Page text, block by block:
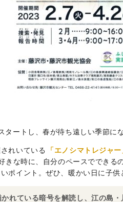
タートし、春が待ち遠しい季節に
れいている 「エノシマトレジャー
きな時に、自分のペースでできる
ポイント。ぜひ、暖かい日に子供
れている暗号を解読し、江の島